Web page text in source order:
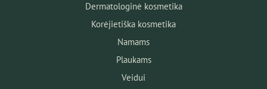
Dermatologinė kosmetika
Korėjietiška kosmetika
Namams
Plaukams
Veidui